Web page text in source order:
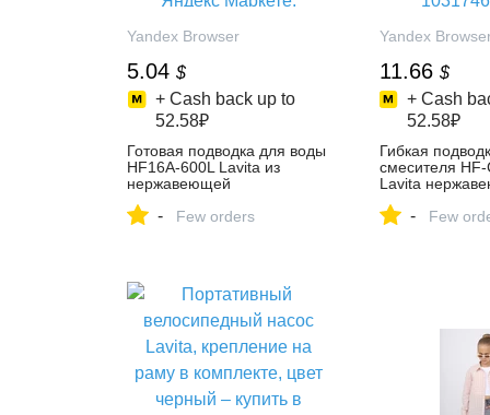
Yandex Browser
5.04 $
+ Cash back up to
52.58₽
Готовая подводка для воды
HF16A-600L Lavita из
нержавеющей
гофрированной трубы
3/4"*3/4", гайка/гайка –
- Few orders
Yandex
11.66 $
+ Cash
52.58₽
Гибкая
смесителя HF-
Lavita
1/2хМ10, г/ш,
купить в
- Few